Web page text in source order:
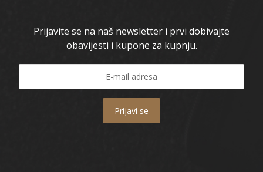
Prijavite se na naš newsletter i prvi dobivajte
obavijesti i kupone za kupnju.
Prijavi se